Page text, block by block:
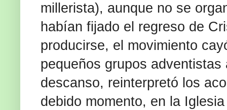
millerista), aunque no se
habían fijado el regreso de
producirse, el movimiento
pequeños grupos
descanso, reinterpretó los
debido momento, en la